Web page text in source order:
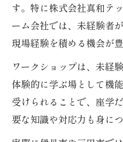
す。特に株式会社真和テ
ーム会社では、未経験者
現場経験を積める機会が豊
ワークショップは、未経
体験的に学ぶ場として機
受けられることで、座学
要な知識や対応力も身に